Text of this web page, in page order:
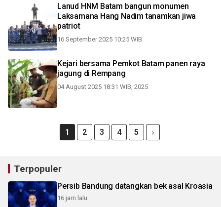
Lanud HNM Batam bangun monumen
Laksamana Hang Nadim tanamkan jiwa
patriot
16 September 2025 10:25 WIB
Kejari bersama Pemkot Batam panen raya
jagung di Rempang
04 August 2025 18:31 WIB, 2025
1 2 3 4 5
Terpopuler
Persib Bandung datangkan bek asal Kroasia
16 jam lalu